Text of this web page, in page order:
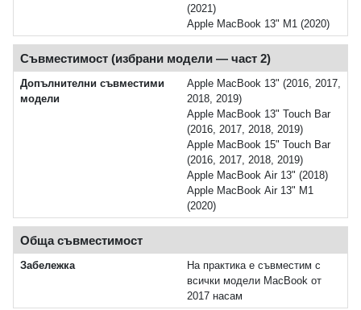
(2021)
Apple MacBook 13" M1 (2020)
Съвместимост (избрани модели — част 2)
Допълнителни съвместими
модели
Apple MacBook 13" (2016, 2017,
2018, 2019)
Apple MacBook 13" Touch Bar
(2016, 2017, 2018, 2019)
Apple MacBook 15" Touch Bar
(2016, 2017, 2018, 2019)
Apple MacBook Air 13" (2018)
Apple MacBook Air 13" M1
(2020)
Обща съвместимост
Забележка
На практика е съвместим с
всички модели MacBook от
2017 насам